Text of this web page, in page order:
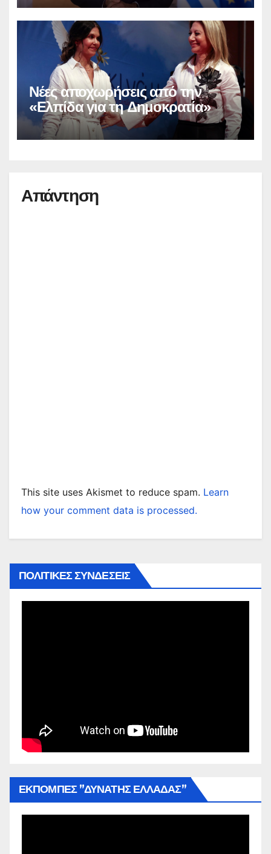
Νέες αποχωρήσεις από την
«Ελπίδα για τη Δημοκρατία»
Απάντηση
This site uses Akismet to reduce spam. Learn
how your comment data is processed.
ΠΟΛΙΤΙΚΕΣ ΣΥΝΔΕΣΕΙΣ
ΕΚΠΟΜΠΕΣ ”ΔΥΝΑΤΗΣ ΕΛΛΑΔΑΣ”